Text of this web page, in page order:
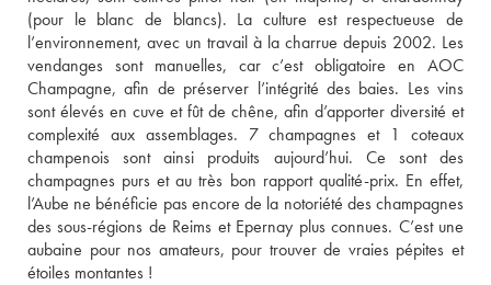
(pour le blanc de blancs). La culture est respectueuse de
l’environnement, avec un travail à la charrue depuis 2002. Les
vendanges sont manuelles, car c’est obligatoire en AOC
Champagne, afin de préserver l’intégrité des baies. Les vins
sont élevés en cuve et fût de chêne, afin d’apporter diversité et
complexité aux assemblages. 7 champagnes et 1 coteaux
champenois sont ainsi produits aujourd’hui. Ce sont des
champagnes purs et au très bon rapport qualité-prix. En effet,
l’Aube ne bénéficie pas encore de la notoriété des champagnes
des sous-régions de Reims et Epernay plus connues. C’est une
aubaine pour nos amateurs, pour trouver de vraies pépites et
étoiles montantes !